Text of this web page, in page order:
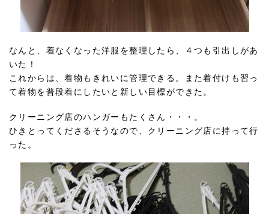
なんと、着なくなった洋服を整理したら、４つも引出しがあ
いた！
これからは、着物もきれいに管理できる。また着付けも習っ
て着物を普段着にしたいと新しい目標ができた。
クリーニング店のハンガーもたくさん・・・。
ひきとってくださるそうなので、クリーニング店に持って行
った。